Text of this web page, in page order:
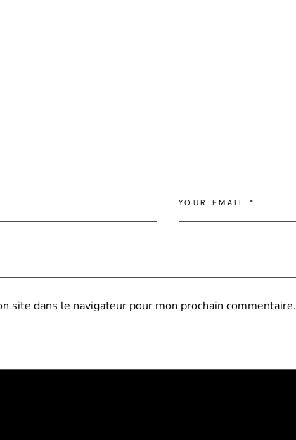
site dans le navigateur pour mon prochain commentaire.